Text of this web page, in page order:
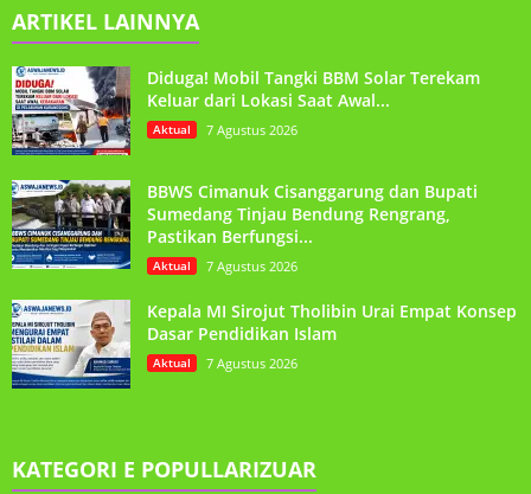
ARTIKEL LAINNYA
Diduga! Mobil Tangki BBM Solar Terekam
Keluar dari Lokasi Saat Awal...
Aktual 7 Agustus 2026
BBWS Cimanuk Cisanggarung dan Bupati
Sumedang Tinjau Bendung Rengrang,
Pastikan Berfungsi...
Aktual 7 Agustus 2026
Kepala MI Sirojut Tholibin Urai Empat Konsep
Dasar Pendidikan Islam
Aktual 7 Agustus 2026
KATEGORI E POPULLARIZUAR